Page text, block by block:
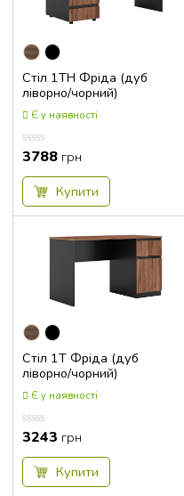
Стіл 1ТН Фріда (дуб
ліворно/чорний)
Є у наявності
Оцінка
0.00
з
3788 грн
Купити
Стіл 1Т Фріда (дуб
ліворно/чорний)
Є у наявності
Оцінка
0.00
з
3243 грн
Купити